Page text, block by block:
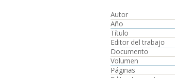
Autor
Año
Título
Editor del trabajo
Documento
Volumen
Páginas